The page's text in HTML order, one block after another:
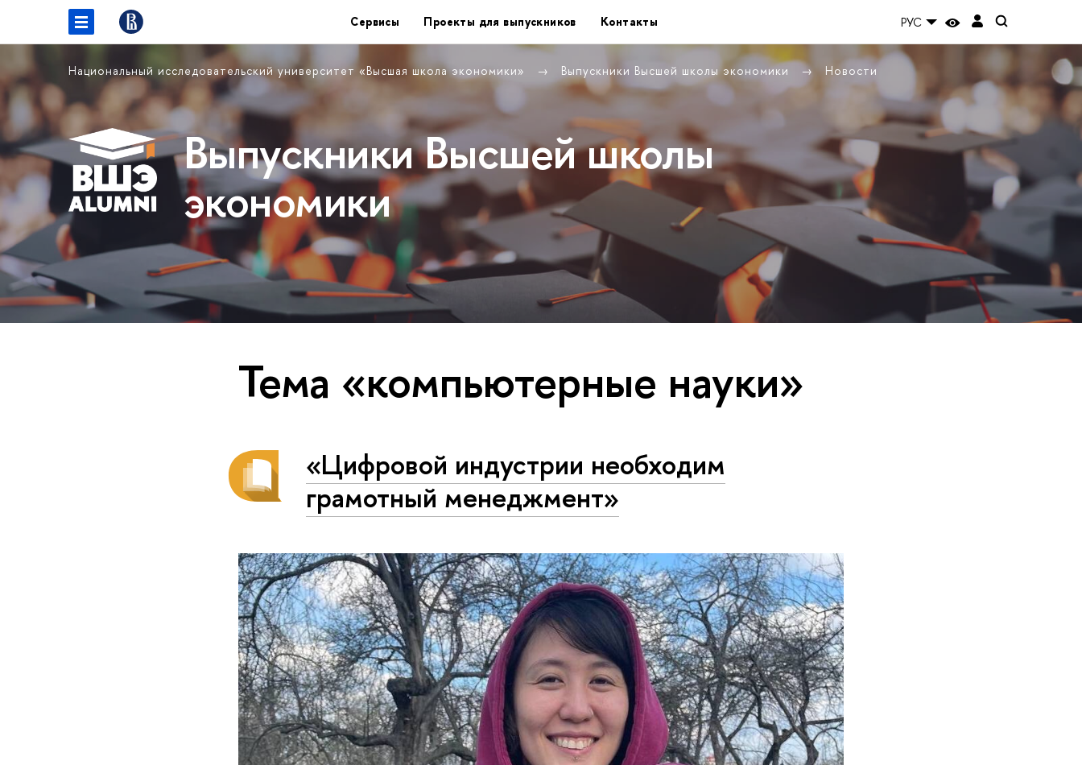
Сервисы Проекты для выпускников Контакты РУС
Национальный исследовательский университет «Высшая школа экономики» Выпускники Высшей школы экономики Новости
Выпускники Высшей школы
экономики
Тема «компьютерные науки»
«Цифровой индустрии необходим
грамотный менеджмент»